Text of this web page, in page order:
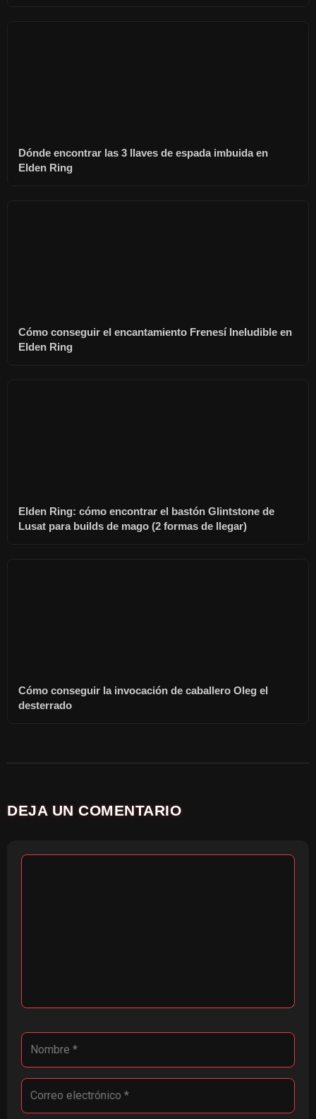
Dónde encontrar las 3 llaves de espada imbuida en
Elden Ring
Cómo conseguir el encantamiento Frenesí Ineludible en
Elden Ring
Elden Ring: cómo encontrar el bastón Glintstone de
Lusat para builds de mago (2 formas de llegar)
Cómo conseguir la invocación de caballero Oleg el
desterrado
DEJA UN COMENTARIO